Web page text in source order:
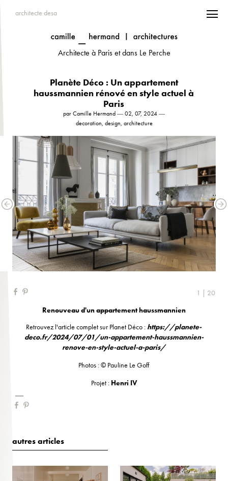
architecte desa
Architecte à Paris et dans Le Perche
Planète Déco : Un appartement
haussmannien rénové en style actuel à
Paris
par Camille Hermand ― 02, 07, 2024 ―
decoration, design, architecture
1 | 20
Renouveau d'un appartement haussmannien
Retrouvez l'article complet sur Planet Déco : https://planete-
deco.fr/2024/07/01/un-appartement-haussmannien-
renove-en-style-actuel-a-paris/
Photos : © Pauline Le Goff
Projet : Henri IV
autres articles